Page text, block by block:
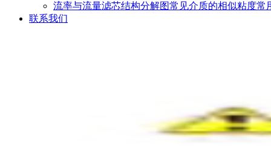
流率与流量滤芯结构分解图常见介质的相似粘度常
联系我们